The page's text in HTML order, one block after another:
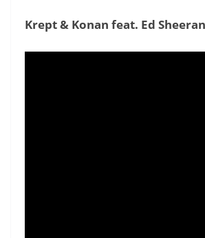
Krept & Konan feat. Ed